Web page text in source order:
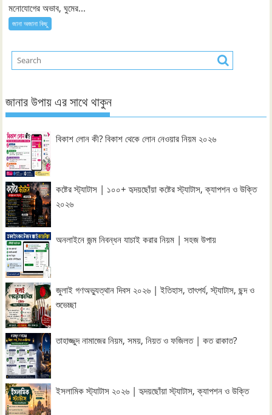
মনোযোগের অভাব, ঘুমের...
জানা অজানা কিছু
জানার উপায় এর সাথে থাকুন
বিকাশ লোন কী? বিকাশ থেকে লোন নেওয়ার নিয়ম ২০২৬
কষ্টের স্ট্যাটাস | ১০০+ হৃদয়ছোঁয়া কষ্টের স্ট্যাটাস, ক্যাপশন ও উক্তি
২০২৬
অনলাইনে জন্ম নিবন্ধন যাচাই করার নিয়ম | সহজ উপায়
জুলাই গণঅভ্যুত্থান দিবস ২০২৬ | ইতিহাস, তাৎপর্য, স্ট্যাটাস, ছন্দ ও
শুভেচ্ছা
তাহাজ্জুদ নামাজের নিয়ম, সময়, নিয়ত ও ফজিলত | কত রাকাত?
ইসলামিক স্ট্যাটাস ২০২৬ | হৃদয়ছোঁয়া স্ট্যাটাস, ক্যাপশন ও উক্তি